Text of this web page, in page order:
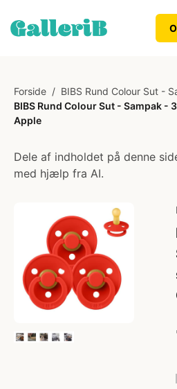
Forside / BIBS Rund Colour Sut -
BIBS Rund Colour Sut - Sampak -
Apple
Dele af indholdet på denne
med hjælp fra AI.